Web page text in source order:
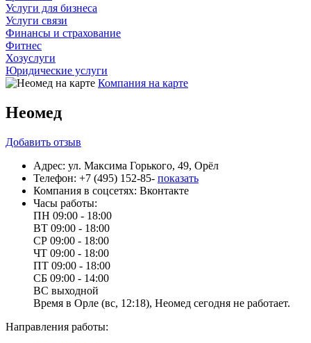
Услуги для бизнеса
Услуги связи
Финансы и страхование
Фитнес
Хозуслуги
Юридические услуги
Компания на карте
Неомед
Добавить отзыв
Адрес: ул. Максима Горького, 49, Орёл
Телефон: +7 (495) 152-85- показать
Компания в соцсетях: Вконтакте
Часы работы:
ПН 09:00 - 18:00
ВТ 09:00 - 18:00
СР 09:00 - 18:00
ЧТ 09:00 - 18:00
ПТ 09:00 - 18:00
СБ 09:00 - 14:00
ВС выходной
Время в Орле (вс, 12:18), Неомед сегодня не работает.
Направления работы: